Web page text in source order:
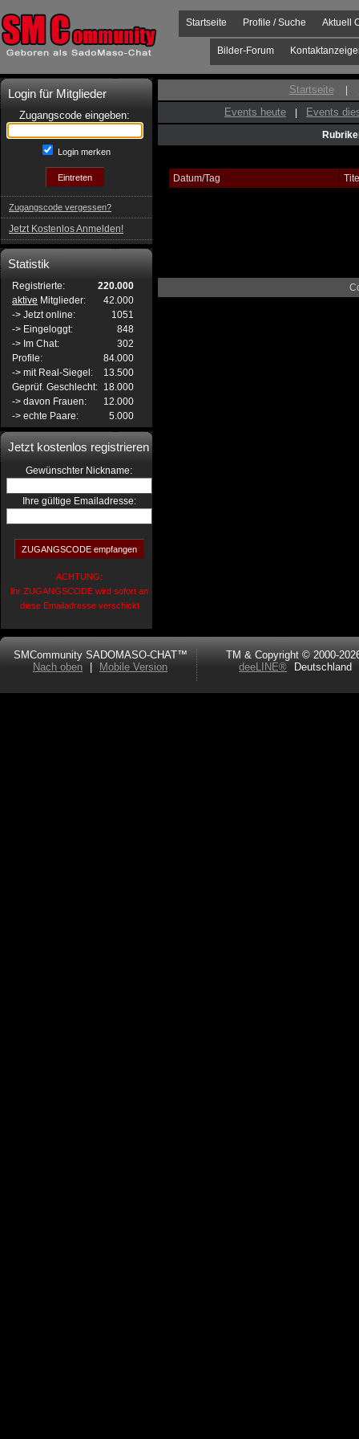
Aktuell
Profile / Suche
Startseite
Bilder-Forum
Login für Mitglieder
Zugangscode eingeben:
Login merken
Zugangscode vergessen?
Jetzt Kostenlos Anmelden!
Statistik
Registrierte:
220.000
aktive Mitglieder:
42.000
-> Jetzt online:
1051
-> Eingeloggt:
848
-> Im Chat:
302
Profile:
84.000
-> mit Real-Siegel:
13.500
Geprüf. Geschlecht: 18.000
-> davon Frauen:
12.000
-> echte Paare:
5.000
Jetzt kostenlos registrieren
Gewünschter Nickname:
Ihre gültige Emailadresse:
ACHTUNG:
Ihr ZUGANGSCODE wird sofort an
diese Emailadresse verschickt
Startseite
Events heute
Events
Datum/Tag
SMCommunity SADOMASO-CHAT™
Nach oben
Mobile Version
TM & Copyright © 2000-
deeLINE®
Deutschland